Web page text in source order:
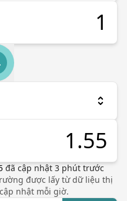
đã cập nhật 3phút trước
được lấy từ dữ liệu thị
nhật mỗi giờ.